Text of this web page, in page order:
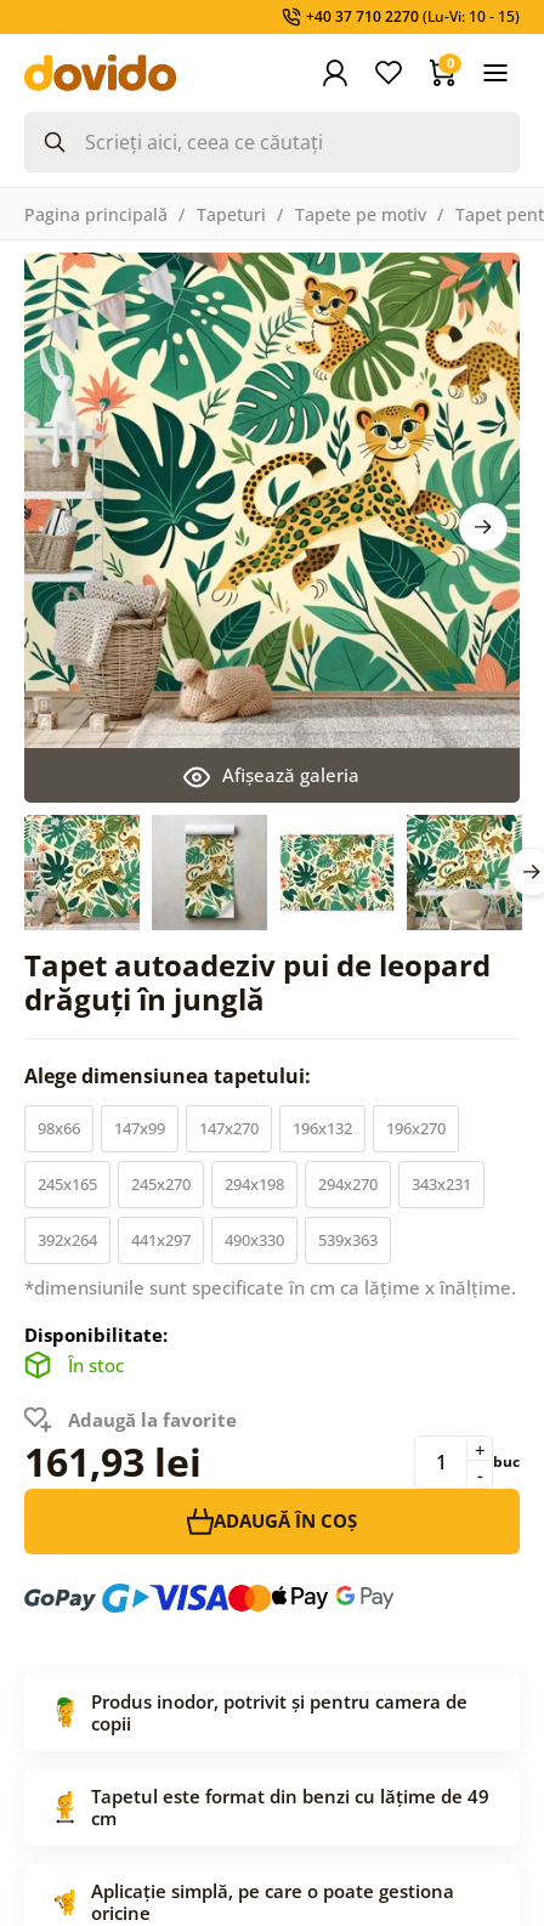
+40 37 710 2270(Lu-Vi: 10 - 15)
0
Pagina principală Tapeturi Tapete pe motiv Tapet
Tapet autoadeziv pui de leopard
drăguți în junglă
Afişează galeria
Alege dimensiunea tapetului:
98x66 147x99 147x270 196x132 196x270
245x165 245x270 294x198 294x270 343x231
392x264 441x297 490x330 539x363
*dimensiunile sunt specificate în cm ca lățime x înălțime.
Disponibilitate:
În stoc
Adaugă la favorite
161,93 lei -
+ buc
ADAUGĂ ÎN COȘ
Produs inodor, potrivit și pentru camera de
copii
Tapetul este format din benzi cu lățime de 49
cm
Aplicație simplă, pe care o poate gestiona
oricine